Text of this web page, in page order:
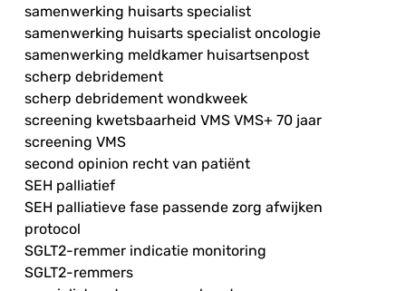
samenwerking huisarts specialist
samenwerking huisarts specialist oncologie
samenwerking meldkamer huisartsenpost
scherp debridement
scherp debridement wondkweek
screening kwetsbaarheid VMS VMS+ 70 jaar
screening VMS
second opinion recht van patiënt
SEH palliatief
SEH palliatieve fase passende zorg afwijken
protocol
SGLT2-remmer indicatie monitoring
SGLT2-remmers